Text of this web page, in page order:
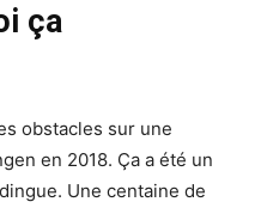
ça
obstacles sur une
en 2018. Ça a été un
Une centaine de